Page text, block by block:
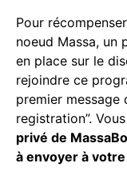
Pour
noeud Massa, un
en place sur le
rejoindre ce
premier message
registration”.
privé de
à envoyer à